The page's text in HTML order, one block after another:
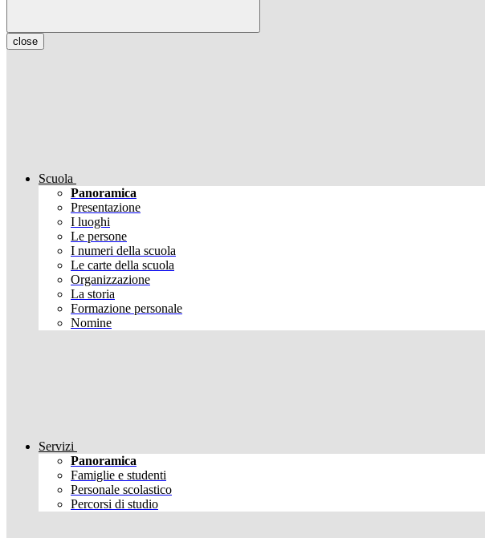
close
Scuola
Panoramica
Presentazione
I luoghi
Le persone
I numeri della scuola
Le carte della scuola
Organizzazione
La storia
Formazione personale
Nomine
Servizi
Panoramica
Famiglie e studenti
Personale scolastico
Percorsi di studio